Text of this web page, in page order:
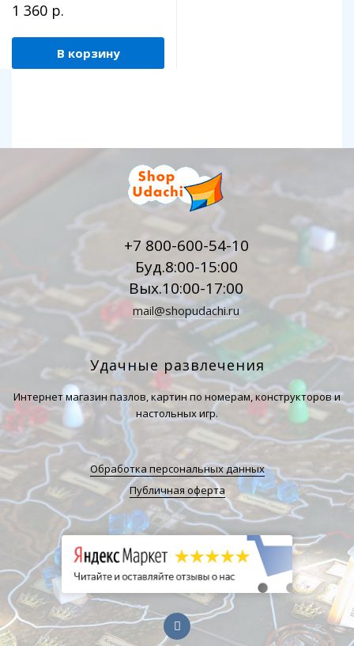
1 360 р.
В корзину
+7 800-600-54-10
Буд.8:00-15:00
Вых.10:00-17:00
mail@shopudachi.ru
Удачные развлечения
Интернет магазин пазлов, картин по номерам, конструкторов и
настольных игр.
Обработка персональных данных
Публичная оферта